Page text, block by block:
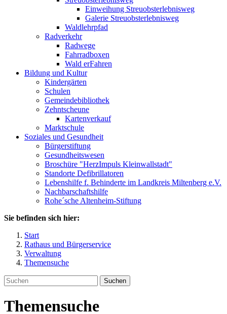
Einweihung Streuobsterlebnisweg
Galerie Streuobsterlebnisweg
Waldlehrpfad
Radverkehr
Radwege
Fahrradboxen
Wald erFahren
Bildung und Kultur
Kindergärten
Schulen
Gemeindebibliothek
Zehntscheune
Kartenverkauf
Marktschule
Soziales und Gesundheit
Bürgerstiftung
Gesundheitswesen
Broschüre "HerzImpuls Kleinwallstadt"
Standorte Defibrillatoren
Lebenshilfe f. Behinderte im Landkreis Miltenberg e.V.
Nachbarschaftshilfe
Rohe´sche Altenheim-Stiftung
Sie befinden sich hier:
Start
Rathaus und Bürgerservice
Verwaltung
Themensuche
Suchen
Themensuche